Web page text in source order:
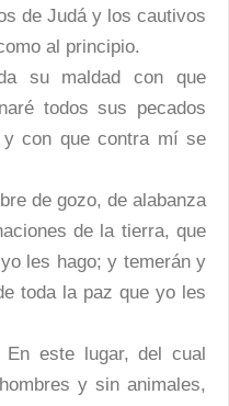
de Judá y los cautivos
al principio.
su maldad con que
todos sus pecados
con que contra mí se
de gozo, de alabanza
de la tierra, que
les hago; y temerán y
toda la paz que yo les
este lugar, del cual
y sin animales,